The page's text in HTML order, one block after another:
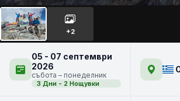
Връх МИТИКАС -
ОЛИМП
+2
05 - 07 септември
2026
събота – понеделник
3 Дни - 2 Нощувки